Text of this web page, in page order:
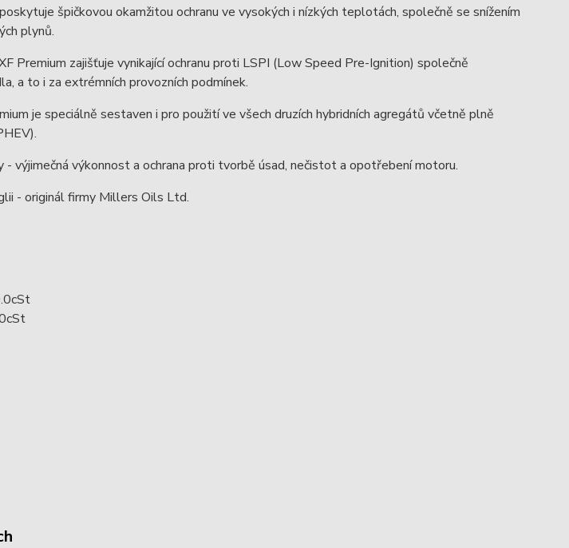
špičkovou okamžitou ochranu ve vysokých i nízkých teplotách, společně se snížením
plynů.
Premium zajišťuje vynikající ochranu proti LSPI (Low Speed Pre-Ignition) společně
a to i za extrémních provozních podmínek.
je speciálně sestaven i pro použití ve všech druzích hybridních agregátů včetně plně
- výjimečná výkonnost a ochrana proti tvorbě úsad, nečistot a opotřebení motoru.
- originál firmy Millers Oils Ltd.